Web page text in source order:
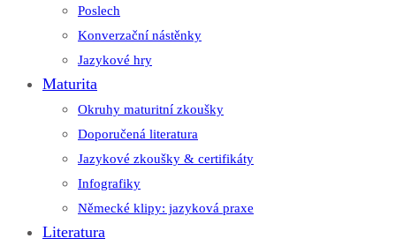
Poslech
Konverzační nástěnky
Jazykové hry
Maturita
Okruhy maturitní zkoušky
Doporučená literatura
Jazykové zkoušky & certifikáty
Infografiky
Německé klipy: jazyková praxe
Literatura